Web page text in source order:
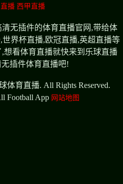
播 西甲直播
无插件的体育直播官网,带给体
界杯直播,欧冠直播,英超直播等
想看体育直播就快来到乐球直播
插件体育直播吧!
体育直播. All Rights Reserved.
Football App 网站地图